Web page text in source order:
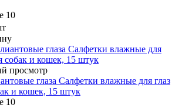
10
просмотр
глаза Салфетки влажные для глаз
и кошек, 15 штук
10